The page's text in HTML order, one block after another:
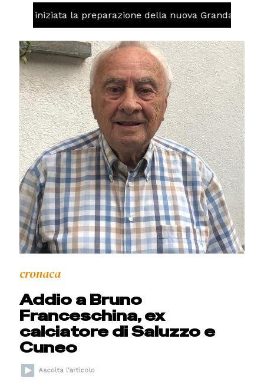
iniziata la preparazione della nuova Granda Volley
cronaca
Addio a Bruno
Franceschina, ex
calciatore di Saluzzo e
Cuneo